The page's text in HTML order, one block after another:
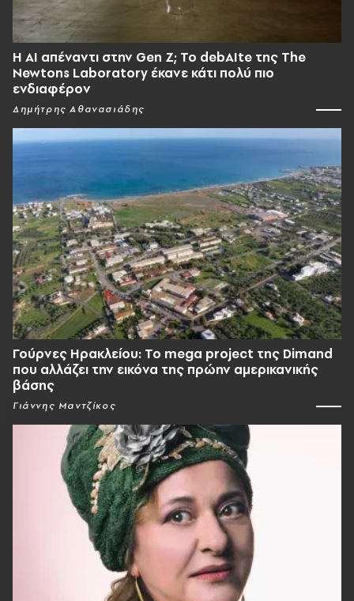
Η AI απέναντι στην Gen Z; Το debAIte της The
Newtons Laboratory έκανε κάτι πολύ πιο
ενδιαφέρον
Δημήτρης Αθανασιάδης
Γούρνες Ηρακλείου: To mega project της Dimand
που αλλάζει την εικόνα της πρώην αμερικανικής
βάσης
Γιάννης Μαντζίκος